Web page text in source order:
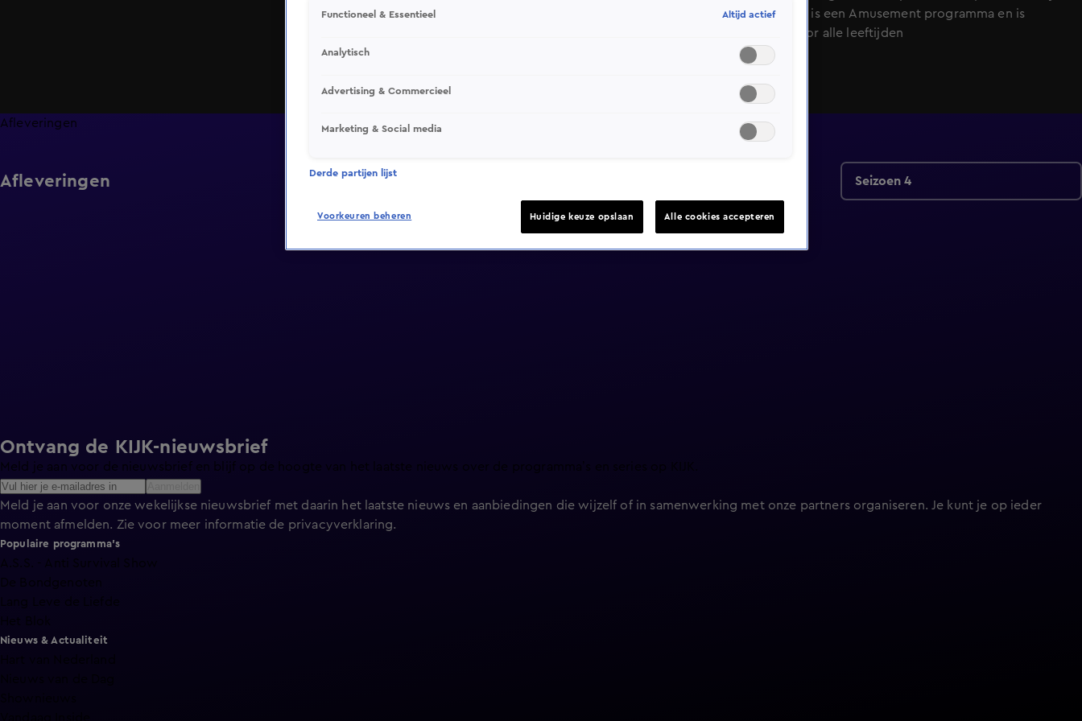
NET5. Lingo is een Amusement programma en is
geschikt voor alle leeftijden
Afleveringen
Afleveringen Seizoen 4
Ontvang de KIJK-nieuwsbrief
Meld je aan voor de nieuwsbrief en blijf op de hoogte van het laatste nieuws over de programma’s en series op KIJK.
Meld je aan voor onze wekelijkse nieuwsbrief met daarin het laatste nieuws en aanbiedingen die wijzelf of in samenwerking met onze partners organiseren. Je kunt je op ieder
moment afmelden. Zie voor meer informatie de privacyverklaring.
Populaire programma's
A.S.S. - Anti Survival Show
De Bondgenoten
Nieuws & Actualiteit
Functioneel & Essentieel Altijd actief
Analytisch
Advertising & Commercieel
Marketing & Social media
Derde partijen lijst
Voorkeuren beheren Huidige keuze opslaan Alle cookies accepteren